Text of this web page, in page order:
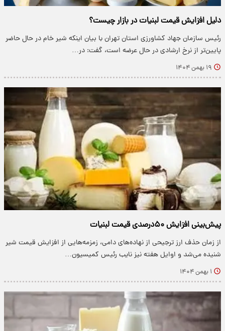
دلیل افزایش قیمت لبنیات در بازار چیست؟
رئیس سازمان جهاد کشاورزی استان تهران با بیان اینکه شیر خام در حال حاضر
پایین‌تر از نرخ ارشادی در حال عرضه است، گفت: در…
۱۹ بهمن ۱۴۰۴
پیش‌بینی افزایش ۵۰درصدی قیمت لبنیات
از زمان حذف ارز ترجیحی از نهاده‌های دامی، زمزمه‌هایی از افزایش قیمت شیر
شنیده می‌شد و اوایل هفته نیز نایب رئیس کمیسیون…
۱ بهمن ۱۴۰۴